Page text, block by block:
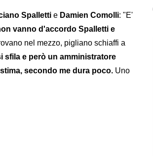
Spalletti e Damien Comolli: "E'
vanno d'accordo Spalletti e
nel mezzo, pigliano schiaffi a
sfila e però un amministratore
secondo me dura poco. Uno